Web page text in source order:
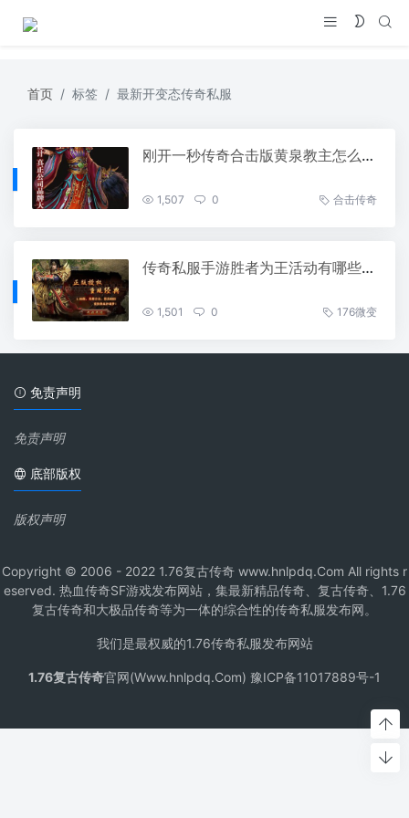
首页 标签 最新开变态传奇私服
刚开一秒传奇合击版黄泉教主怎么打才能提升打怪效率
1,507 0 合击传奇
传奇私服手游胜者为王活动有哪些奖励
1,501 0 176微变
免责声明
免责声明
底部版权
版权声明
Copyright © 2006 - 2022 1.76复古传奇 www.hnlpdq.Com All rights r
eserved. 热血传奇SF游戏发布网站，集最新精品传奇、复古传奇、1.76
复古传奇和大极品传奇等为一体的综合性的传奇私服发布网。
我们是最权威的1.76传奇私服发布网站
1.76复古传奇官网(Www.hnlpdq.Com) 豫ICP备11017889号-1